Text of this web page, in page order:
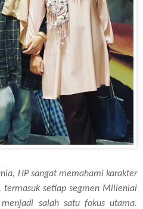
HP sangat memahami karakter
termasuk setiap segmen Millenial
salah satu fokus utama.